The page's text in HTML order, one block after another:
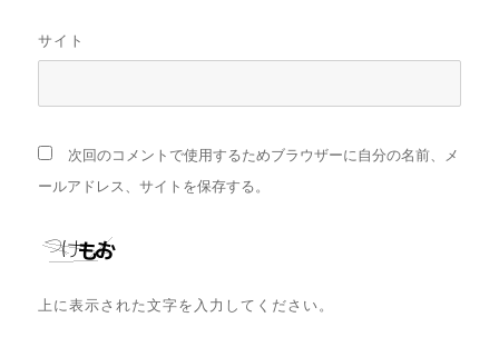
サイト
次回のコメントで使用するためブラウザーに自分の名前、メ
ールアドレス、サイトを保存する。
上に表示された文字を入力してください。